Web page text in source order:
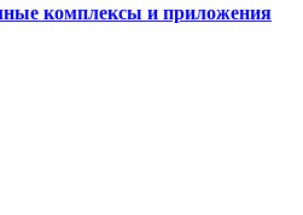
комплексы и приложения